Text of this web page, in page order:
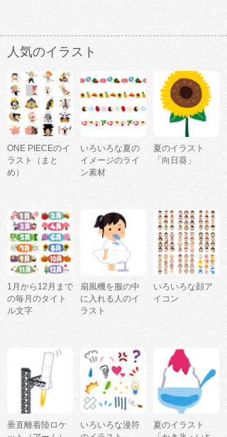
人気のイラスト
ONE PIECEのイ
ラスト（まと
め）
いろいろな夏の
イメージのライ
ン素材
夏のイラスト
「向日葵」
1月から12月まで
の毎月のタイト
ル文字
扇風機を服の中
に入れる人のイ
ラスト
いろいろな顔ア
イコン
垂直離着陸ロケ
いろいろな漫符
夏のイラスト